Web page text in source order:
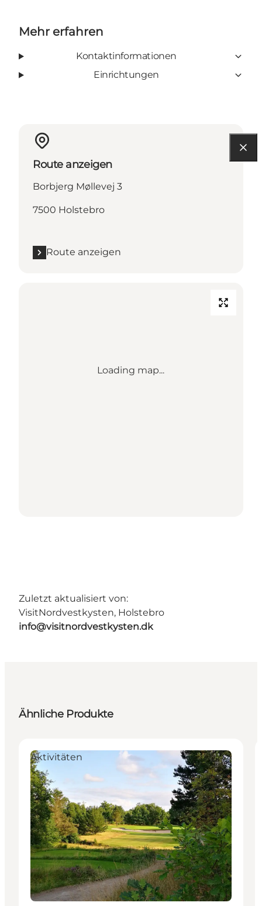
Mehr erfahren
Kontaktinformationen
Einrichtungen
Route anzeigen
Borbjerg Møllevej 3
7500 Holstebro
Route anzeigen
Loading map...
Zuletzt aktualisiert von:
VisitNordvestkysten, Holstebro
info@visitnordvestkysten.dk
Ähnliche Produkte
Aktivitäten